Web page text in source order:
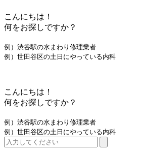
こんにちは！
何をお探しですか？
例）渋谷駅の水まわり修理業者
例）世田谷区の土日にやっている内科
こんにちは！
何をお探しですか？
例）渋谷駅の水まわり修理業者
例）世田谷区の土日にやっている内科